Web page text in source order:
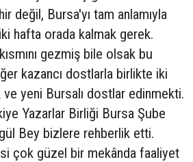
değil, Bursa'yı tam anlamıyla
hafta orada kalmak gerek.
gezmiş bile olsak bu
kazancı dostlarla birlikte iki
yeni Bursalı dostlar edinmekti.
Yazarlar Birliği Bursa Şube
Bey bizlere rehberlik etti.
çok güzel bir mekânda faaliyet